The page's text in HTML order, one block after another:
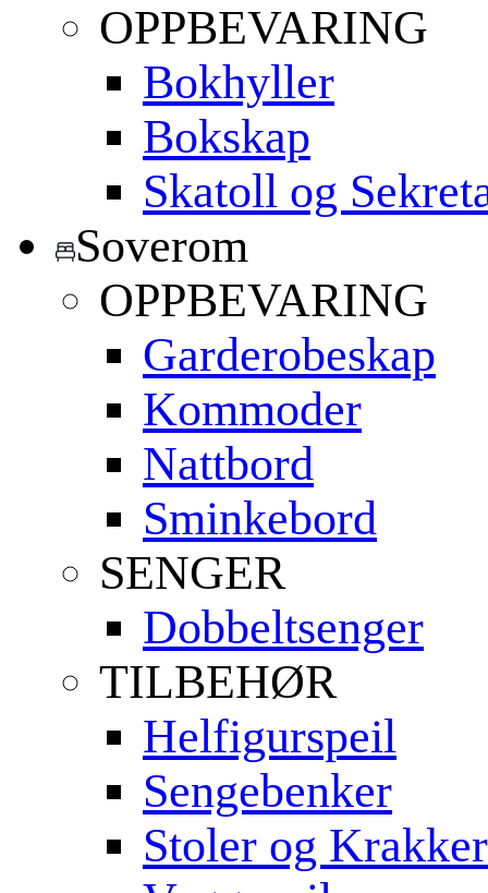
OPPBEVARING
Bokhyller
Bokskap
Skatoll og
Soverom
OPPBEVARING
Garderobeskap
Kommoder
Nattbord
Sminkebord
SENGER
Dobbeltsenger
TILBEHØR
Helfigurspeil
Sengebenker
Stoler og Krakker